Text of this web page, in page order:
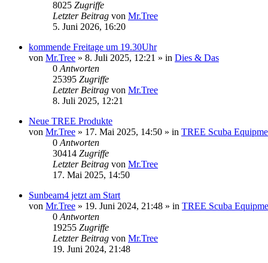
8025 Zugriffe
Letzter Beitrag von Mr.Tree
5. Juni 2026, 16:20
kommende Freitage um 19.30Uhr
von Mr.Tree » 8. Juli 2025, 12:21 » in Dies & Das
0 Antworten
25395 Zugriffe
Letzter Beitrag von Mr.Tree
8. Juli 2025, 12:21
Neue TREE Produkte
von Mr.Tree » 17. Mai 2025, 14:50 » in TREE Scuba
0 Antworten
30414 Zugriffe
Letzter Beitrag von Mr.Tree
17. Mai 2025, 14:50
Sunbeam4 jetzt am Start
von Mr.Tree » 19. Juni 2024, 21:48 » in TREE Scuba
0 Antworten
19255 Zugriffe
Letzter Beitrag von Mr.Tree
19. Juni 2024, 21:48